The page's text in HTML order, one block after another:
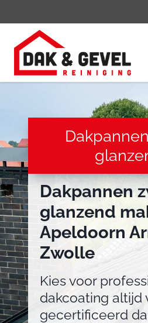
naar
inhoud
Dakpannen
glanzend
Apeldoorn
Zwolle
Kies voor
dakcoating altijd
gecertificeerd